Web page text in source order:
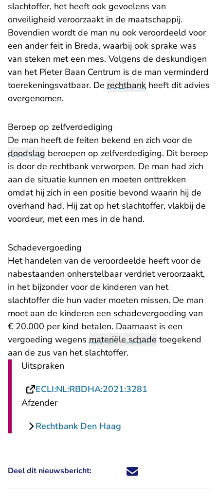
slachtoffer, het heeft ook gevoelens van
onveiligheid veroorzaakt in de maatschappij.
Bovendien wordt de man nu ook veroordeeld voor
een ander feit in Breda, waarbij ook sprake was
van steken met een mes. Volgens de deskundigen
van het Pieter Baan Centrum is de man verminderd
toerekeningsvatbaar. De rechtbank heeft dit advies
overgenomen.
Beroep op zelfverdediging
De man heeft de feiten bekend en zich voor de
doodslag beroepen op zelfverdediging. Dit beroep
is door de rechtbank verworpen. De man had zich
aan de situatie kunnen en moeten onttrekken
omdat hij zich in een positie bevond waarin hij de
overhand had. Hij zat op het slachtoffer, vlakbij de
voordeur, met een mes in de hand.
Schadevergoeding
Het handelen van de veroordeelde heeft voor de
nabestaanden onherstelbaar verdriet veroorzaakt,
in het bijzonder voor de kinderen van het
slachtoffer die hun vader moeten missen. De man
moet aan de kinderen een schadevergoeding van
€ 20.000 per kind betalen. Daarnaast is een
vergoeding wegens materiële schade toegekend
aan de zus van het slachtoffer.
Uitspraken
ECLI:NL:RBDHA:2021:3281
Afzender
Rechtbank Den Haag
Deel dit nieuwsbericht: Deel dit nieuwsbericht via X -
Deel dit nieuwsbericht via
Deel dit nieuwsbericht
Deel dit